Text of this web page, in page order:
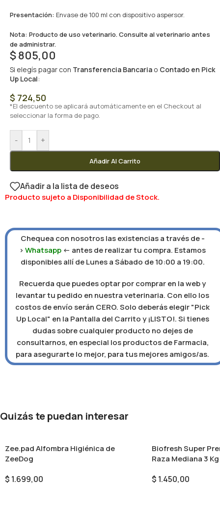
Presentación: Envase de 100 ml con dispositivo aspersor.
Nota: Producto de uso veterinario. Consulte al veterinario antes
de administrar.
$805,00
Si elegís pagar con Transferencia Bancaria o Contado en Pick
Up Local:
$ 724,50
*El descuento se aplicará automáticamente en el Checkout al
seleccionar la forma de pago.
- +
Añadir Al Carrito
Añadir a la lista de deseos
Producto sujeto a Disponibilidad de Stock.
Chequea con nosotros las existencias a través de -
>Whatsapp <- antes de realizar tu compra. Estamos
disponibles allí de Lunes a Sábado de 10:00 a 19:00.
Recuerda que puedes optar por comprar en la web y
levantar tu pedido en nuestra veterinaria. Con ello los
costos de envío serán CERO. Solo deberás elegir "Pick
Up Local" en la Pantalla del Carrito y ¡LISTO!. Si tienes
dudas sobre cualquier producto no dejes de
consultarnos, en especial los productos de Farmacia,
para asegurarte lo mejor, para tus mejores amigos/as.
Quizás te puedan interesar
Zee.pad Alfombra Higiénica de
ZeeDog
$ 1.699,00
Biofresh Super
Raza Mediana 3 Kg
$ 1.450,00